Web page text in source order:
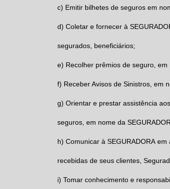
c) Emitir bilhetes de seguros em
d) Coletar e fornecer à
segurados, beneficiários;
e) Recolher prêmios de seguro, em
f) Receber Avisos de Sinistros, em
g) Orientar e prestar assistência
seguros, em nome da
h) Comunicar à SEGURADORA
recebidas de seus clientes,
i) Tomar conhecimento e